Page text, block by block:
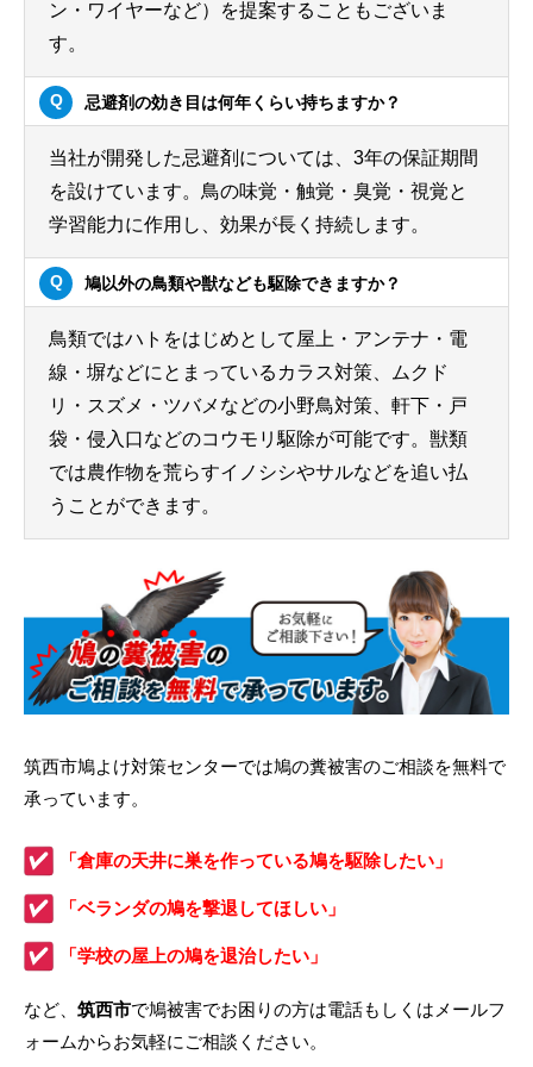
ン・ワイヤーなど）を提案することもございま
す。
忌避剤の効き目は何年くらい持ちますか？
当社が開発した忌避剤については、3年の保証期間
を設けています。鳥の味覚・触覚・臭覚・視覚と
学習能力に作用し、効果が長く持続します。
鳩以外の鳥類や獣なども駆除できますか？
鳥類ではハトをはじめとして屋上・アンテナ・電
線・塀などにとまっているカラス対策、ムクド
リ・スズメ・ツバメなどの小野鳥対策、軒下・戸
袋・侵入口などのコウモリ駆除が可能です。獣類
では農作物を荒らすイノシシやサルなどを追い払
うことができます。
筑西市鳩よけ対策センターでは鳩の糞被害のご相談を無料で
承っています。
「倉庫の天井に巣を作っている鳩を駆除したい」
「ベランダの鳩を撃退してほしい」
「学校の屋上の鳩を退治したい」
など、 筑西市で鳩被害でお困りの方は電話もしくはメールフ
ォームからお気軽にご相談ください。